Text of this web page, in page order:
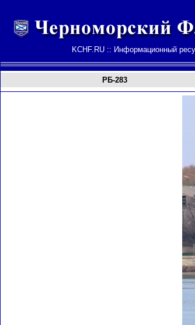
KCHF.RU :: Информационный
РБ-283